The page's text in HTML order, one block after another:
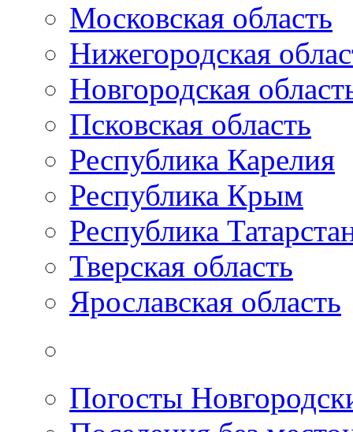
Московская область
Нижегородская
Новгородская
Псковская область
Республика Карелия
Республика Крым
Республика
Тверская область
Ярославская область
Погосты